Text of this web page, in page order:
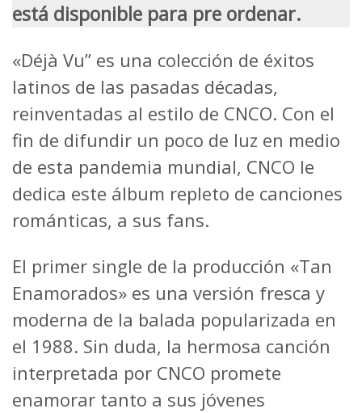
está disponible para pre ordenar.
«Déjà Vu” es una colección de éxitos
latinos de las pasadas décadas,
reinventadas al estilo de CNCO. Con el
fin de difundir un poco de luz en medio
de esta pandemia mundial, CNCO le
dedica este álbum repleto de canciones
románticas, a sus fans.
El primer single de la producción «Tan
Enamorados» es una versión fresca y
moderna de la balada popularizada en
el 1988. Sin duda, la hermosa canción
interpretada por CNCO promete
enamorar tanto a sus jóvenes